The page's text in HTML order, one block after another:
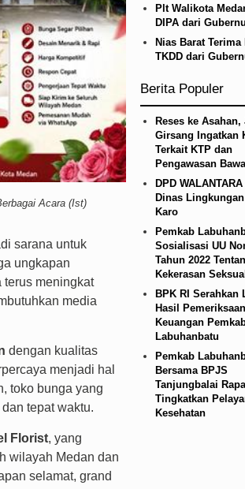
Masyarakat Lewat
Acara (Ist)
sarana untuk
ungkapan
terus meningkat
media
dengan kualitas
menjadi hal
toko bunga yang
tepat waktu.
Florist, yang
wilayah Medan dan
selamat, grand
Plt Walikota
DIPA dari
Nias Barat Terima
TKDD dari
Berita Populer
Reses ke
Girsang Ingatkan
Terkait KTP dan
Pengawasan
DPD
Dinas
Karo
Pemkab
Sosialisasi UU
Tahun 2022
Kekerasan Seksual
BPK RI Serahkan
Hasil Pemeriksaan
Keuangan
Labuhanbatu
Pemkab
Bersama BPJS
Tanjungbalai
Tingkatkan
Kesehatan